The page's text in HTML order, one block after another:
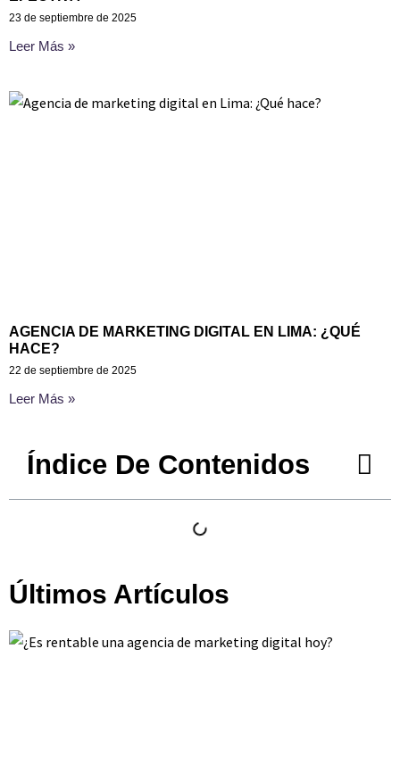
23 de septiembre de 2025
Leer Más »
AGENCIA DE MARKETING DIGITAL EN LIMA: ¿QUÉ
HACE?
22 de septiembre de 2025
Leer Más »
Índice De Contenidos
Últimos Artículos